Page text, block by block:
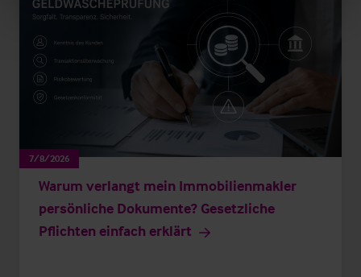
7/8/2026
Warum verlangt mein Immobilienmakler
persönliche Dokumente? Gesetzliche
Pflichten einfach erklärt